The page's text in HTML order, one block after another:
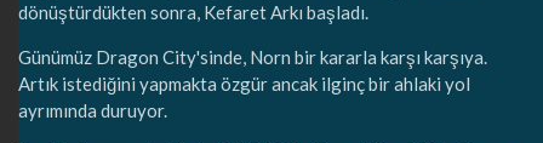
dönüştürdükten sonra, Kefaret Arkı başladı.
Günümüz Dragon City'sinde, Norn bir kararla karşı karşıya.
Artık istediğini yapmakta özgür ancak ilginç bir ahlaki yol
ayrımında duruyor.